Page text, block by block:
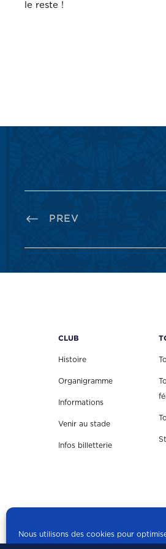
Nous utilisons des cookies pour
le reste !
PREV
CLUB
Histoire
Organigramme
Informations
Venir au stade
Infos billetterie